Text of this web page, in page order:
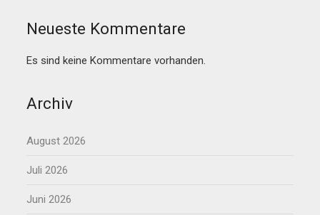
Neueste Kommentare
Es sind keine Kommentare vorhanden.
Archiv
August 2026
Juli 2026
Juni 2026